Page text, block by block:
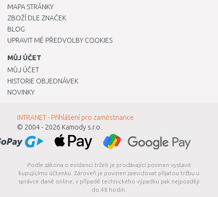
MAPA STRÁNKY
ZBOŽÍ DLE ZNAČEK
BLOG
UPRAVIT MÉ PŘEDVOLBY COOKIES
MŮJ ÚČET
MŮJ ÚČET
HISTORIE OBJEDNÁVEK
NOVINKY
INTRANET - Přihlášení pro zaměstnance
© 2004 - 2026 Kamody s.r.o.
Podle zákona o evidenci tržeb je prodávající povinen vystavit
kupujícímu účtenku. Zároveň je povinen zaevidovat přijatou tržbu u
správce daně online; v případě technického výpadku pak nejpozději
do 48 hodin.